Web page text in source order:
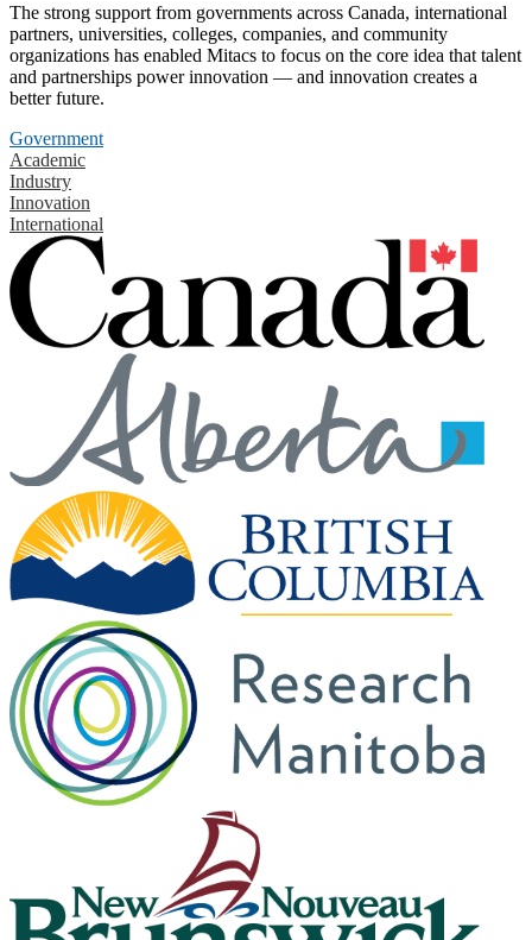
The strong support from governments across Canada, international
partners, universities, colleges, companies, and community
organizations has enabled Mitacs to focus on the core idea that talent
and partnerships power innovation — and innovation creates a
better future.
Government
Academic
Industry
Innovation
International